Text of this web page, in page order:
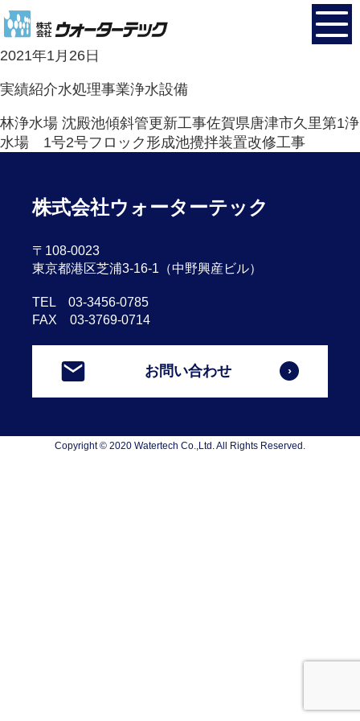
福岡県粕屋町沈殿池改修工事
2021年1月26日
実績紹介水処理事業浄水設備
林浄水場 沈殿池傾斜管更新工事佐賀県唐津市久里第1浄
水場 1号2号フロック形成池攪拌装置改修工事
株式会社ウォーターテック
〒108-0023
東京都港区芝浦3-16-1（中野興産ビル）
TEL 03-3456-0785
FAX 03-3769-0714
お問い合わせ
Copyright © 2020 Watertech Co.,Ltd. All Rights Reserved.